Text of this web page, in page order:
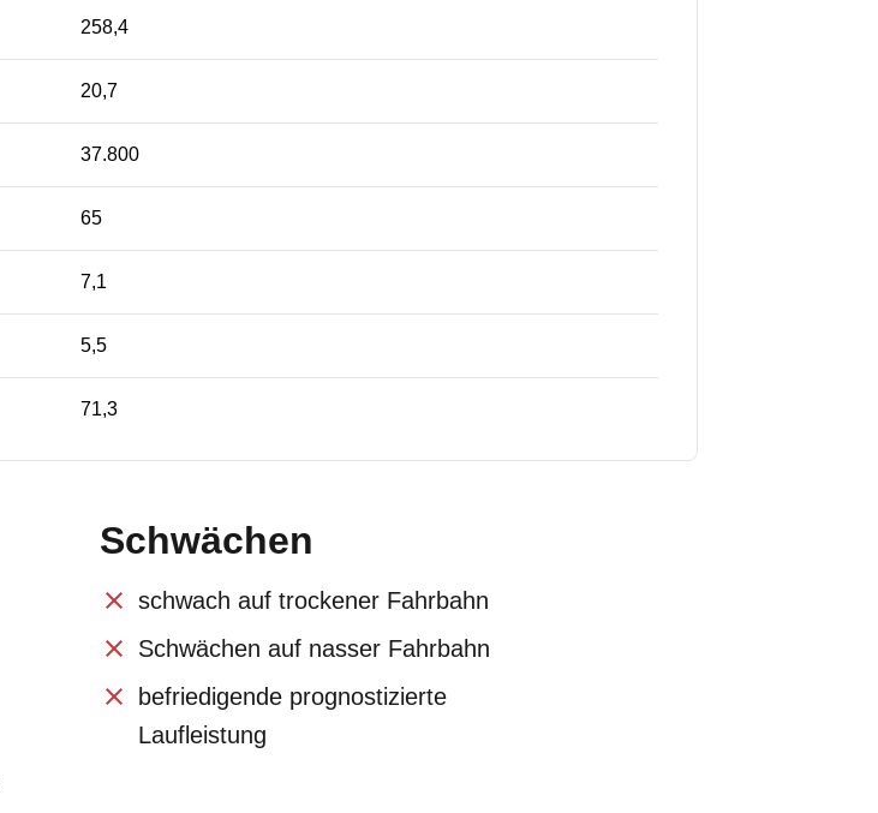
258,4
20,7
37.800
65
7,1
5,5
71,3
Schwächen
schwach auf trockener Fahrbahn
Schwächen auf nasser Fahrbahn
befriedigende prognostizierte
Laufleistung